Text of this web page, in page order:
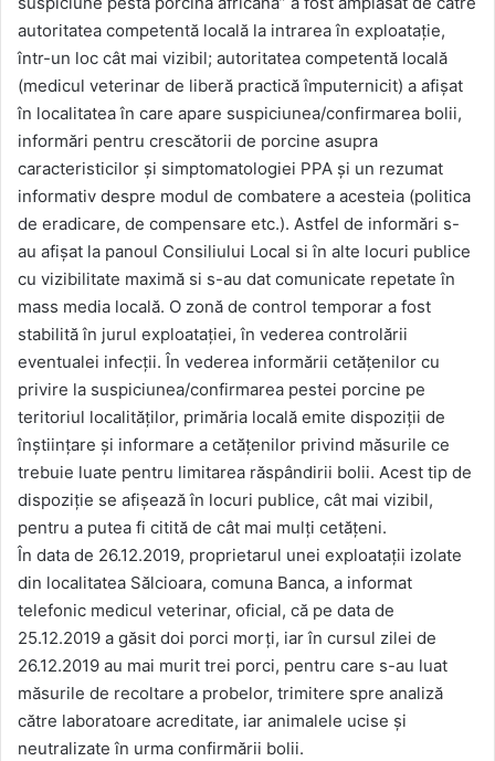
autoritatea competentă locală la intrarea în exploatație,
într-un loc cât mai vizibil; autoritatea competentă locală
(medicul veterinar de liberă practică împuternicit) a afișat
în localitatea în care apare suspiciunea/confirmarea bolii,
informări pentru crescătorii de porcine asupra
caracteristicilor și simptomatologiei PPA și un rezumat
informativ despre modul de combatere a acesteia (politica
de eradicare, de compensare etc.). Astfel de informări s-
au afișat la panoul Consiliului Local si în alte locuri publice
cu vizibilitate maximă si s-au dat comunicate repetate în
mass media locală. O zonă de control temporar a fost
stabilită în jurul exploatației, în vederea controlării
eventualei infecții. În vederea informării cetățenilor cu
privire la suspiciunea/confirmarea pestei porcine pe
teritoriul localităților, primăria locală emite dispoziții de
înștiințare și informare a cetățenilor privind măsurile ce
trebuie luate pentru limitarea răspândirii bolii. Acest tip de
dispoziție se afișează în locuri publice, cât mai vizibil,
pentru a putea fi citită de cât mai mulți cetățeni.
În data de 26.12.2019, proprietarul unei exploatații izolate
din localitatea Sălcioara, comuna Banca, a informat
telefonic medicul veterinar, oficial, că pe data de
25.12.2019 a găsit doi porci morți, iar în cursul zilei de
26.12.2019 au mai murit trei porci, pentru care s-au luat
măsurile de recoltare a probelor, trimitere spre analiză
către laboratoare acreditate, iar animalele ucise și
neutralizate în urma confirmării bolii.